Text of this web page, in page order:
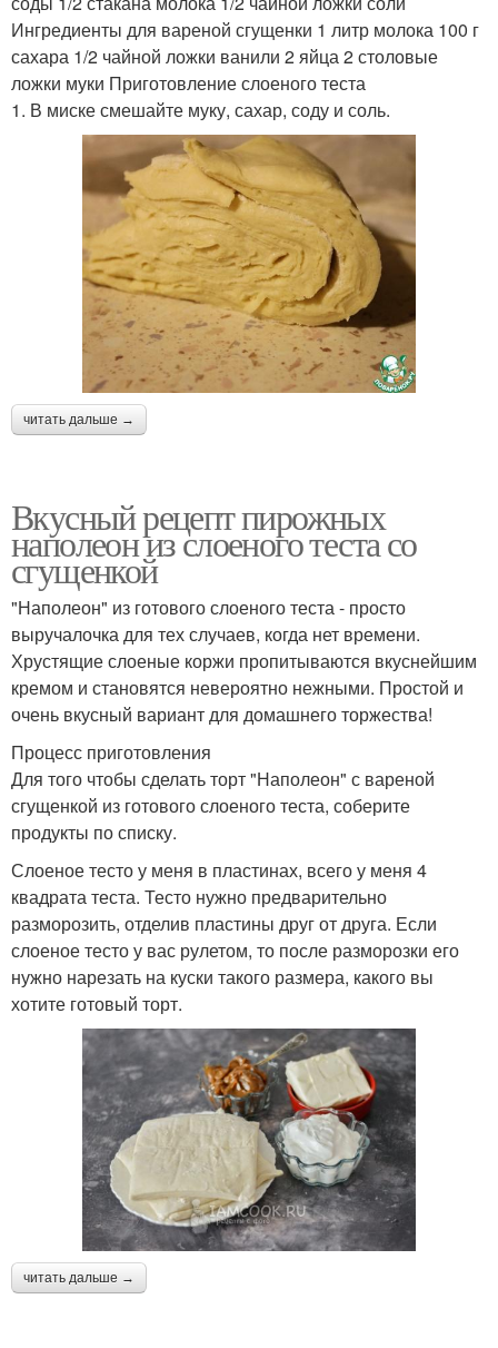
Ингредиенты для вареной сгущенки 1 литр молока 100 г
сахара 1/2 чайной ложки ванили 2 яйца 2 столовые
ложки муки Приготовление слоеного теста
1. В миске смешайте муку, сахар, соду и соль.
читать дальше →
Вкусный рецепт пирожных
наполеон из слоеного теста со
сгущенкой
"Наполеон" из готового слоеного теста - просто
выручалочка для тех случаев, когда нет времени.
Хрустящие слоеные коржи пропитываются вкуснейшим
кремом и становятся невероятно нежными. Простой и
очень вкусный вариант для домашнего торжества!
Процесс приготовления
Для того чтобы сделать торт "Наполеон" с вареной
сгущенкой из готового слоеного теста, соберите
продукты по списку.
Слоеное тесто у меня в пластинах, всего у меня 4
квадрата теста. Тесто нужно предварительно
разморозить, отделив пластины друг от друга. Если
слоеное тесто у вас рулетом, то после разморозки его
нужно нарезать на куски такого размера, какого вы
хотите готовый торт.
читать дальше →